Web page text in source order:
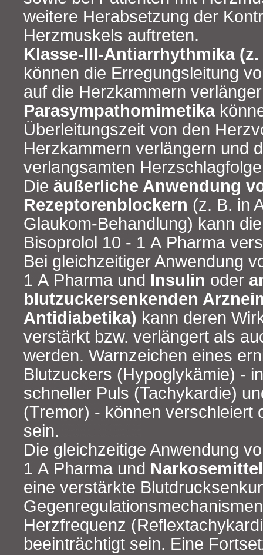
weitere Herabsetzung der
Herzmuskels auftreten.
Klasse-III-Antiarrhythmika
können die Erregungsleitung
auf die Herzkammern
Parasympathomimetika
Überleitungszeit von den
Herzkammern verlängern und
verlangsamten
Die äußerliche Anwendung
Rezeptorenblockern (z. B. in
Glaukom-Behandlung) kann
Bisoprolol 10 - 1 A Pharma
Bei gleichzeitiger Anwendung
1 A Pharma und Insulin oder
blutzuckersenkenden
Antidiabetika) kann deren
verstärkt bzw. verlängert als
werden. Warnzeichen eines
Blutzuckers (Hypoglykämie) -
schneller Puls (Tachykardie)
(Tremor) - können verschleiert
sein.
Die gleichzeitige Anwendung
1 A Pharma und
eine verstärkte
Herzfrequenz
beeinträchtigt sein. Eine